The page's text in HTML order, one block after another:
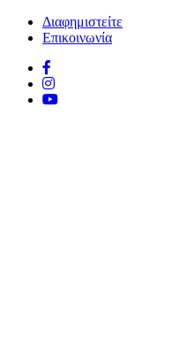
Διαφημιστείτε
Επικοινωνία